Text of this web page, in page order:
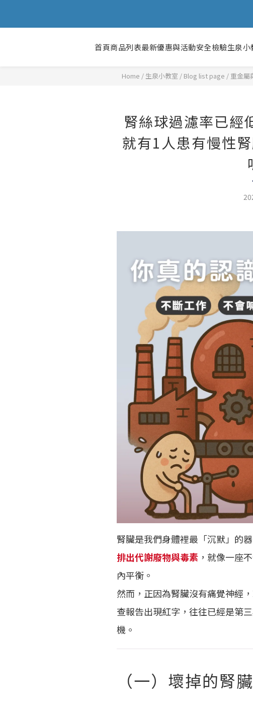
首頁商品列表最新優惠與活動安全檢驗生泉小
Home / Blog list page / 重金屬
腎絲球過濾率已經
就有1人患有慢性
腎臟是我們身體裡最「沉默」的器
排出代謝廢物與毒素 ，就像一座
內平衡。
然而，正因為腎臟沒有痛覺神經
查報告出現紅字，往往已經是第
機。
（一）壞掉的腎